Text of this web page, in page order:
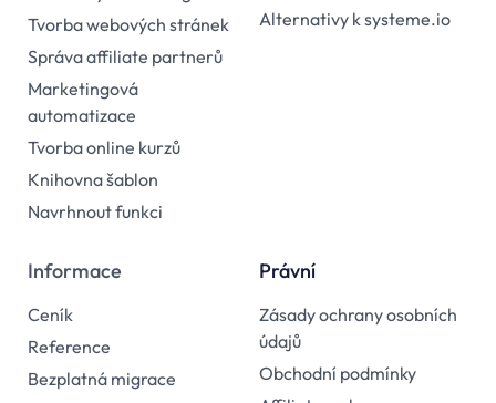
Tvorba webových stránek
Správa affiliate partnerů
Marketingová
automatizace
Tvorba online kurzů
Knihovna šablon
Navrhnout funkci
Alternativy k systeme.io
Informace
Ceník
Reference
Bezplatná migrace
Právní
Zásady ochrany osobních
údajů
Obchodní podmínky